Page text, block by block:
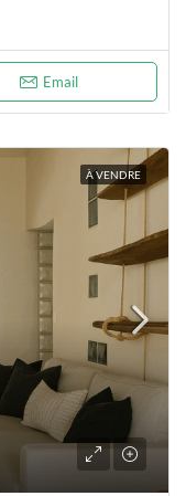
Email
À VENDRE